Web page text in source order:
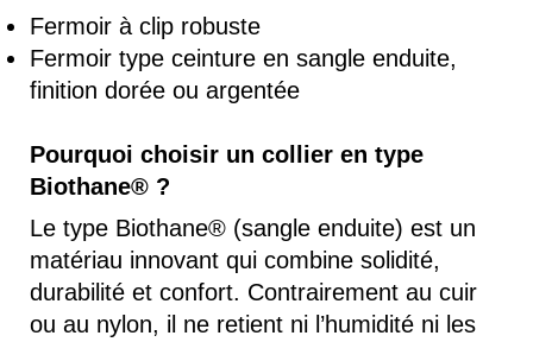
Fermoir à clip robuste
Fermoir type ceinture en sangle enduite,
finition dorée ou argentée
Pourquoi choisir un collier en type
Biothane® ?
Le type Biothane® (sangle enduite) est un
matériau innovant qui combine solidité,
durabilité et confort. Contrairement au cuir
ou au nylon, il ne retient ni l’humidité ni les